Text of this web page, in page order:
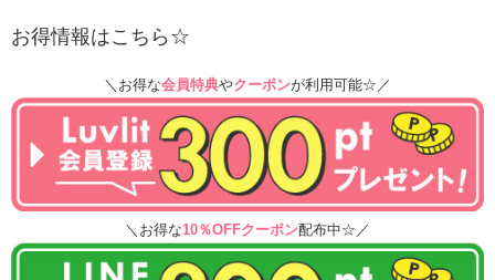
お得情報はこちら☆
＼お得な会員特典やクーポンが利用可能☆／
＼お得な10％OFFクーポン配布中☆／